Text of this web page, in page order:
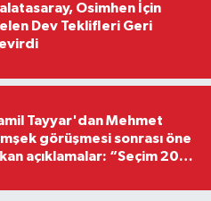
Osimhen İçin
Dev Teklifleri Geri
Tayyar'dan Mehmet
görüşmesi sonrası öne
açıklamalar: “Seçim 2028